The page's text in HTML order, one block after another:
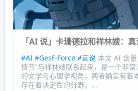
「AI 说」卡珊德拉和祥林嫂：
#AI #GesF-Force #言说 本文 AI 含
情节”与祥林嫂联系起来，是一个非
的文学与心理学视角。两者确实有着
存在着决定性的分野。...